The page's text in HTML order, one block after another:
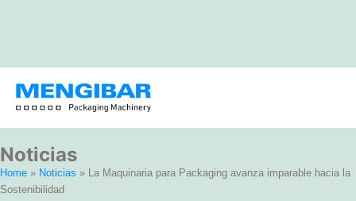
Noticias
Home » Noticias » La Maquinaria para Packaging avanza imparable hacia la
Sostenibilidad